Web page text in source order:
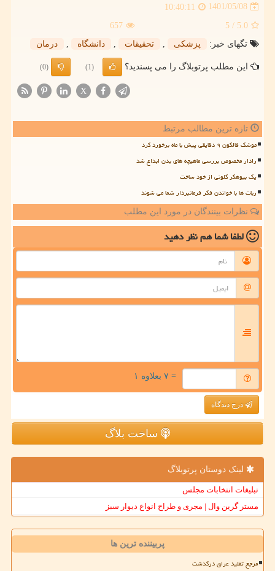
1401/05/08
10:40:11
5.0
/ 5
657
تگهای خبر:
پزشكی , تحقیقات , دانشگاه , درمان
این مطلب پرتوبلاگ را می پسندید؟ (1)
(0)
X
تازه ترین مطالب مرتبط
موشک فالکون ۹ دقایقی پیش با ماه برخورد کرد
رادار مخصوص بررسی ماهیچه های بدن ابداع شد
یک بیوهکر کلونی از خود ساخت
ربات ها با خواندن فکر فرمانبردار شما می شوند
نظرات بینندگان در مورد این مطلب
لطفا شما همنظر دهید
= ۷ بعلاوه ۱
درج دیدگاه
ساخت بلاگ
لینک دوستان پرتوبلاگ
تبلیغات انتخابات مجلس
مستر گرین وال | مجری و طراح انواع دیوار سبز
پربیننده ترین ها
مرجع تقلید عراق درگذشت